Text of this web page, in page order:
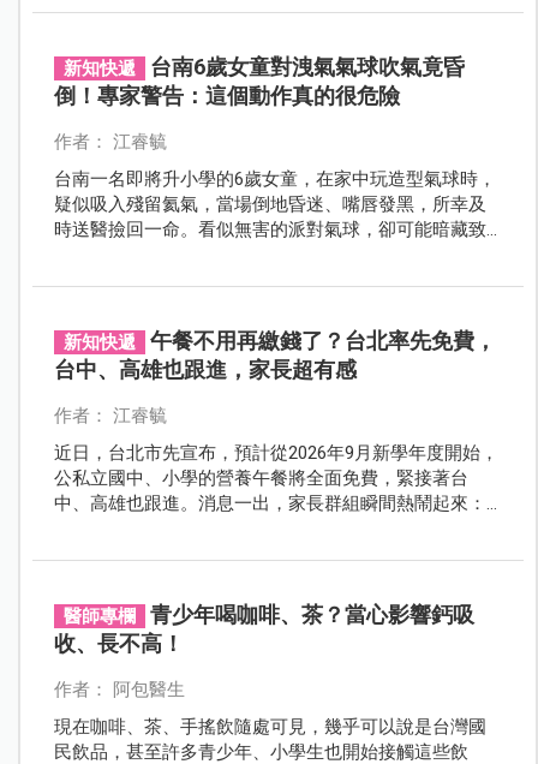
新知快遞
台南6歲女童對洩氣氣球吹氣竟昏
倒！專家警告：這個動作真的很危險
作者： 江睿毓
台南一名即將升小學的6歲女童，在家中玩造型氣球時，
疑似吸入殘留氦氣，當場倒地昏迷、嘴唇發黑，所幸及
時送醫撿回一命。看似無害的派對氣球，卻可能暗藏致
新知快遞
午餐不用再繳錢了？台北率先免費，
台中、高雄也跟進，家長超有感
作者： 江睿毓
近日，台北市先宣布，預計從2026年9月新學年度開始，
公私立國中、小學的營養午餐將全面免費，緊接著台
中、高雄也跟進。消息一出，家長群組瞬間熱鬧起來：
醫師專欄
青少年喝咖啡、茶？當心影響鈣吸
收、長不高！
作者： 阿包醫生
現在咖啡、茶、手搖飲隨處可見，幾乎可以說是台灣國
民飲品，甚至許多青少年、小學生也開始接觸這些飲